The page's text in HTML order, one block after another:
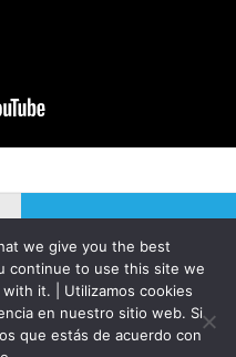
JAVIER MARTINEZ 2026. All
con elTema Hueman
we give you the best
continue to use this site we
it. | Utilizamos cookies
en nuestro sitio web. Si
que estás de acuerdo con